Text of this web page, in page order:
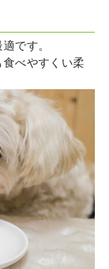
です。
べやすくい柔